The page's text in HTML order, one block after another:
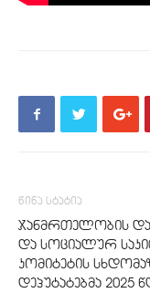
წინა სტატია
ჯანმრთელობის
და სოციალურ
კომიტეტის
დეპუტატებმა 2025